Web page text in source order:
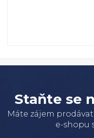
Staňte se
Máte zájem
e-shopu